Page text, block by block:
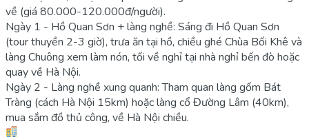
về (giá 80.000-120.000đ/người).
Ngày 1 - Hồ Quan Sơn + làng nghề: Sáng đi Hồ Quan Sơn
(tour thuyền 2-3 giờ), trưa ăn tại hồ, chiều ghé Chùa Bối Khê và
làng Chuông xem làm nón, tối về nghỉ tại nhà nghỉ bến đò hoặc
quay về Hà Nội.
Ngày 2 - Làng nghề xung quanh: Tham quan làng gốm Bát
Tràng (cách Hà Nội 15km) hoặc làng cổ Đường Lâm (40km),
mua sắm đồ thủ công, về Hà Nội chiều.